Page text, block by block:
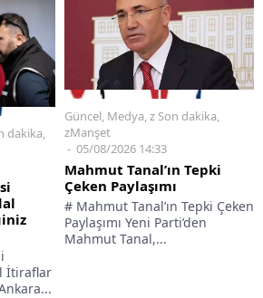
dakika,
İtiraflar
Güncel Medya z Son dakika
zManşet
05/08/2026 14:33
Mahmut Tanal’ın Tepki
Çeken Paylaşımı
# Mahmut Tanal’ın Tepki Çeken
Paylaşımı Yeni Parti’den
Mahmut Tanal,...